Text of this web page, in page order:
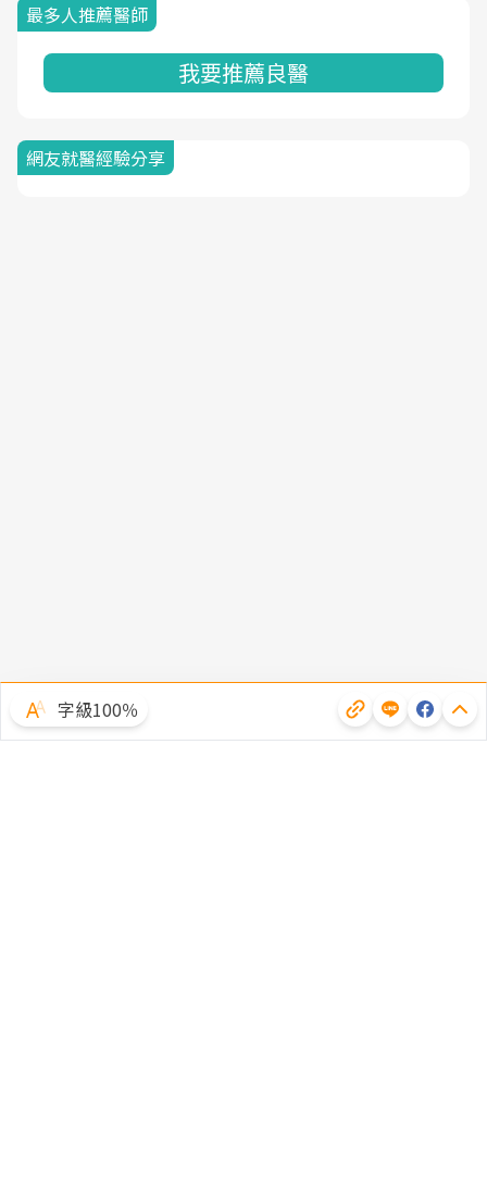
最多人推薦醫師
我要推薦良醫
網友就醫經驗分享
字級100％